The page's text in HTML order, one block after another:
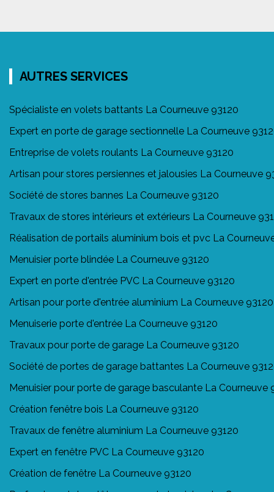
AUTRES SERVICES
Spécialiste en volets battants La Courneuve 93120
Expert en porte de garage sectionnelle La Courneuve
Entreprise de volets roulants La Courneuve 93120
Artisan pour stores persiennes et jalousies La Courneuve
Société de stores bannes La Courneuve 93120
Travaux de stores intérieurs et extérieurs La Courneuve
Réalisation de portails aluminium bois et pvc La
Menuisier porte blindée La Courneuve 93120
Expert en porte d'entrée PVC La Courneuve 93120
Artisan pour porte d'entrée aluminium La Courneuve 93120
Menuiserie porte d'entrée La Courneuve 93120
Travaux pour porte de garage La Courneuve 93120
Société de portes de garage battantes La Courneuve
Menuisier pour porte de garage basculante La Courneuve
Création fenêtre bois La Courneuve 93120
Travaux de fenêtre aluminium La Courneuve 93120
Expert en fenêtre PVC La Courneuve 93120
Création de fenêtre La Courneuve 93120